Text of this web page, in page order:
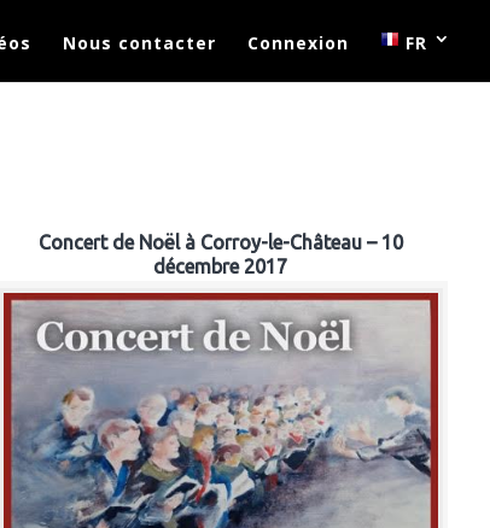
Nous contacter Connexion FR
Concert de Noël à Corroy-le-Château – 10
décembre 2017